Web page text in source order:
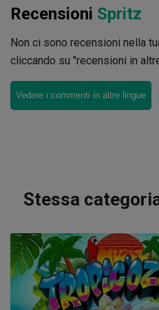
Recensioni Spritz
Non ci sono recensioni nella
cliccando su "recensioni in
Vedere i commenti in altre lingue
Stessa